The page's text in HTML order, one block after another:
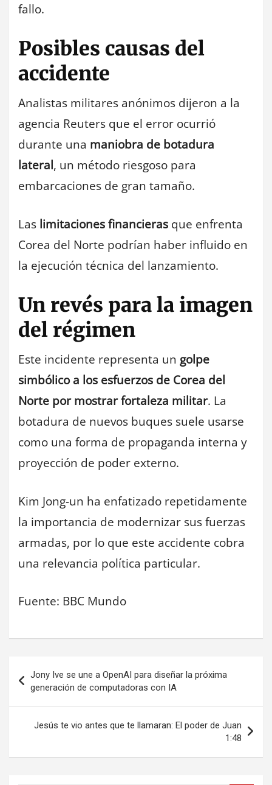
fallo.
Posibles causas del
accidente
Analistas militares anónimos dijeron a la
agencia Reuters que el error ocurrió
durante una maniobra de botadura
lateral, un método riesgoso para
embarcaciones de gran tamaño.
Las limitaciones financieras que enfrenta
Corea del Norte podrían haber influido en
la ejecución técnica del lanzamiento.
Un revés para la imagen
del régimen
Este incidente representa un golpe
simbólico a los esfuerzos de Corea del
Norte por mostrar fortaleza militar. La
botadura de nuevos buques suele usarse
como una forma de propaganda interna y
proyección de poder externo.
Kim Jong-un ha enfatizado repetidamente
la importancia de modernizar sus fuerzas
armadas, por lo que este accidente cobra
una relevancia política particular.
Fuente: BBC Mundo
Navegación
de
entradas
Jony Ive se une a OpenAI para diseñar la próxima
generación de computadoras con IA
Jesús te vio antes que te llamaran: El poder de Juan
1:48